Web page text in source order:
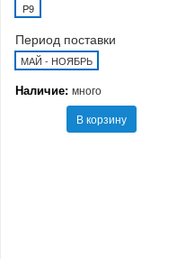
P9
Период поставки
МАЙ - НОЯБРЬ
Наличие: много
В корзину